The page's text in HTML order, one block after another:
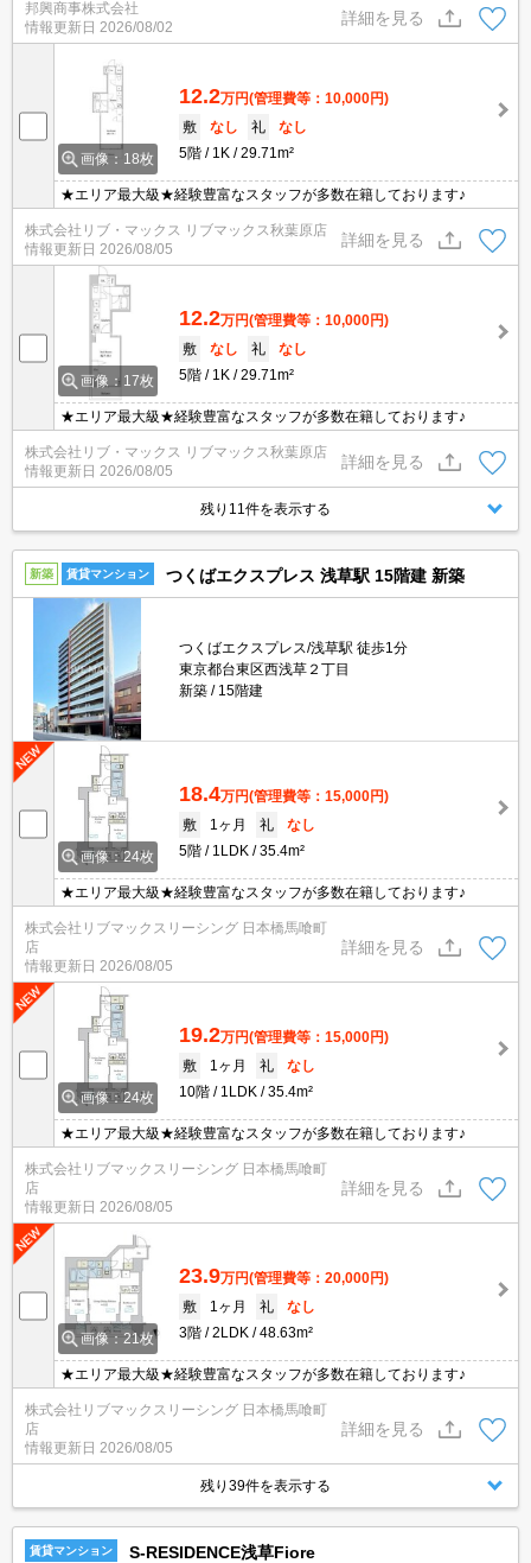
ト スターライト浅草 東京都台東区西浅草３－１９－３ セブンイレ
ブン徒歩１分 スーパーライフ徒歩２分 直接現地お待ち合わせでご案
内します
邦興商事株式会社
情報更新日 2026/08/02
詳細を見る
画像：18枚
12.2万円(管理費等：10,000円)
敷
なし 礼
なし
5階
1K 29.71m²
★エリア最大級★経験豊富なスタッフが多数在籍しております♪
株式会社リブ・マックス リブマックス秋葉原店
情報更新日 2026/08/05
詳細を見る
画像：17枚
12.2万円(管理費等：10,000円)
敷
なし 礼
なし
5階
1K 29.71m²
★エリア最大級★経験豊富なスタッフが多数在籍しております♪
株式会社リブ・マックス リブマックス秋葉原店
情報更新日 2026/08/05
詳細を見る
残り11件を表示する
新築 賃貸マンション つくばエクスプレス 浅草駅 15階建 新築
つくばエクスプレス/浅草駅 徒歩1分
東京都台東区西浅草２丁目
新築
15階建
画像：24枚
18.4万円(管理費等：15,000円)
敷
1ヶ月 礼
なし
5階
1LDK 35.4m²
★エリア最大級★経験豊富なスタッフが多数在籍しております♪
株式会社リブマックスリーシング 日本橋馬喰町
店
情報更新日 2026/08/05
詳細を見る
画像：24枚
19.2万円(管理費等：15,000円)
敷
1ヶ月 礼
なし
10階
1LDK 35.4m²
★エリア最大級★経験豊富なスタッフが多数在籍しております♪
株式会社リブマックスリーシング 日本橋馬喰町
店
情報更新日 2026/08/05
詳細を見る
画像：21枚
23.9万円(管理費等：20,000円)
敷
1ヶ月 礼
なし
3階
2LDK 48.63m²
★エリア最大級★経験豊富なスタッフが多数在籍しております♪
株式会社リブマックスリーシング 日本橋馬喰町
店
情報更新日 2026/08/05
詳細を見る
残り39件を表示する
賃貸マンション S-RESIDENCE浅草Fiore